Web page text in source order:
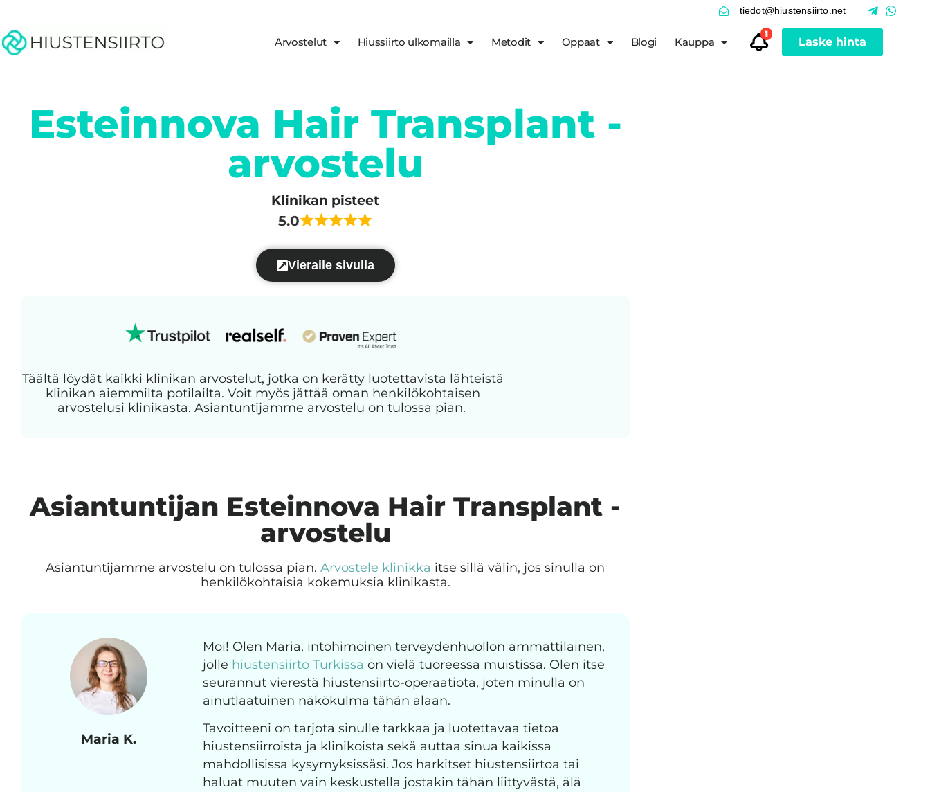
tiedot@hiustensiirto.net
Arvostelut Hiussiirto ulkomailla Metodit Oppaat Blogi Kauppa
1
Laske hinta
Esteinnova Hair Transplant -
arvostelu
Klinikan pisteet
5.0
Vieraile sivulla
Täältä löydät kaikki klinikan arvostelut, jotka on kerätty luotettavista lähteistä
klinikan aiemmilta potilailta. Voit myös jättää oman henkilökohtaisen
arvostelusi klinikasta. Asiantuntijamme arvostelu on tulossa pian.
Asiantuntijan Esteinnova Hair Transplant -
arvostelu
Asiantuntijamme arvostelu on tulossa pian. Arvostele klinikka itse sillä välin, jos sinulla on
henkilökohtaisia kokemuksia klinikasta.
Maria K.
Moi! Olen Maria, intohimoinen terveydenhuollon ammattilainen,
jolle hiustensiirto Turkissa on vielä tuoreessa muistissa. Olen itse
seurannut vierestä hiustensiirto-operaatiota, joten minulla on
ainutlaatuinen näkökulma tähän alaan.
Tavoitteeni on tarjota sinulle tarkkaa ja luotettavaa tietoa
hiustensiirroista ja klinikoista sekä auttaa sinua kaikissa
mahdollisissa kysymyksissäsi. Jos harkitset hiustensiirtoa tai
haluat muuten vain keskustella jostakin tähän liittyvästä, älä